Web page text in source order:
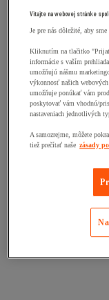
Vitajte na webovej stránke
Je pre nás dôležité, aby
Kliknutím na tlačitko
informácie s vaším
umožňujú nášmu
výkonnosť našich webových
umožňuje ponúkať vám
poskytovať vám vhodnú/
nastaveniach jednotlivých
A samozrejme, môžete
tiež prečítať naše zásady